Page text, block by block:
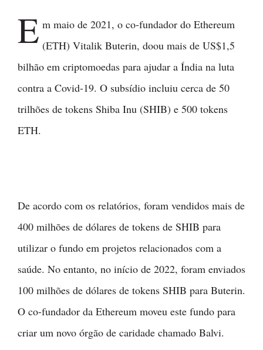
E m maio de 2021, o co-fundador do Ethereum
(ETH) Vitalik Buterin, doou mais de US$1,5
bilhão em criptomoedas para ajudar a Índia na luta
contra a Covid-19. O subsídio incluiu cerca de 50
trilhões de tokens Shiba Inu (SHIB) e 500 tokens
ETH.
De acordo com os relatórios, foram vendidos mais de
400 milhões de dólares de tokens de SHIB para
utilizar o fundo em projetos relacionados com a
saúde. No entanto, no início de 2022, foram enviados
100 milhões de dólares de tokens SHIB para Buterin.
O co-fundador da Ethereum moveu este fundo para
criar um novo órgão de caridade chamado Balvi.